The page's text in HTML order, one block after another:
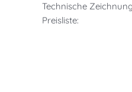
Technische
Preisliste: